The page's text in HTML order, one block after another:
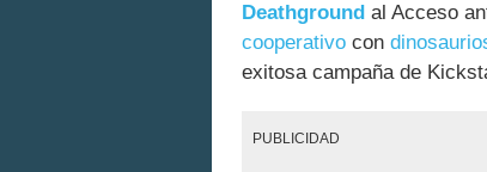
Deathground al Acceso
cooperativo con
exitosa campaña de
PUBLICIDAD